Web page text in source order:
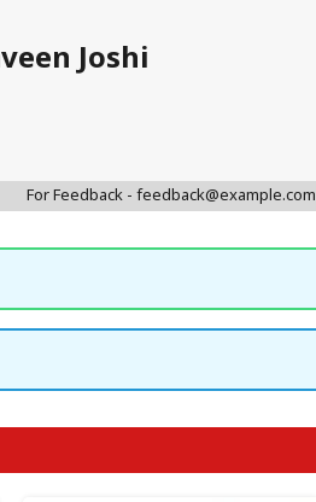
Joshi
For Feedback - feedback@example.com